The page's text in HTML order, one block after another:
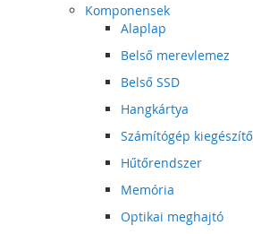
Komponensek
Alaplap
Belső merevlemez
Belső SSD
Hangkártya
Számítógép kiegészítő
Hűtőrendszer
Memória
Optikai meghajtó